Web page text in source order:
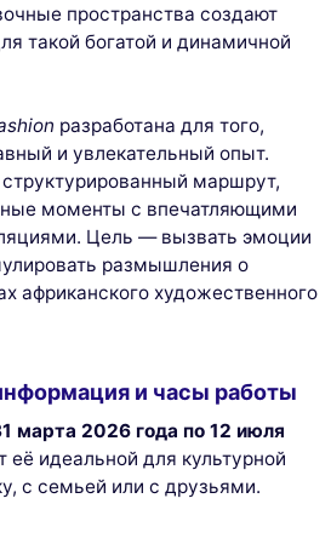
пространства создают
такой богатой и динамичной
разработана для того,
и увлекательный опыт.
маршрут,
моменты с впечатляющими
Цель — вызвать эмоции
размышления о
африканского художественного
и часы работы
марта 2026 года по 12 июля
её идеальной для культурной
с семьей или с друзьями.